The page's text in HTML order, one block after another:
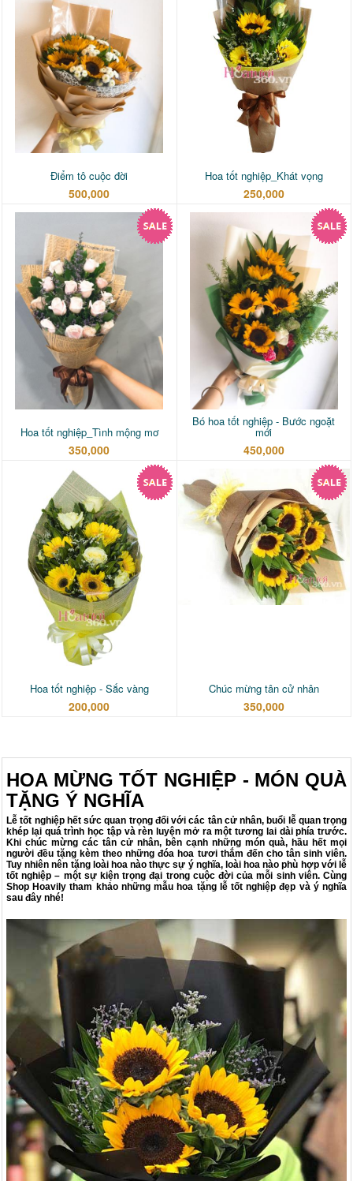
Điểm tô cuộc đời
500,000
Hoa tốt nghiệp_Khát vọng
250,000
Hoa tốt nghiệp_Tình mộng mơ
350,000
Bó hoa tốt nghiệp - Bước ngoặt
mới
450,000
Hoa tốt nghiệp - Sắc vàng
200,000
Chúc mừng tân cử nhân
350,000
HOA MỪNG TỐT NGHIỆP - MÓN QUÀ
TẶNG Ý NGHĨA
Lễ tốt nghiệp hết sức quan trọng đối với các tân cử nhân, buổi lễ quan trọng
khép lại quá trình học tập và rèn luyện mở ra một tương lai dài phía trước.
Khi chúc mừng các tân cử nhân, bên cạnh những món quà, hầu hết mọi
người đều tặng kèm theo những đóa hoa tươi thắm đến cho tân sinh viên.
Tuy nhiên nên tặng loài hoa nào thực sự ý nghĩa, loài hoa nào phù hợp với lễ
tốt nghiệp – một sự kiện trọng đại trong cuộc đời của mỗi sinh viên. Cùng
Shop Hoavily tham khảo nhữngmẫu hoa tặng lễ tốt nghiệp đẹp và ý nghĩa
sau đây nhé!